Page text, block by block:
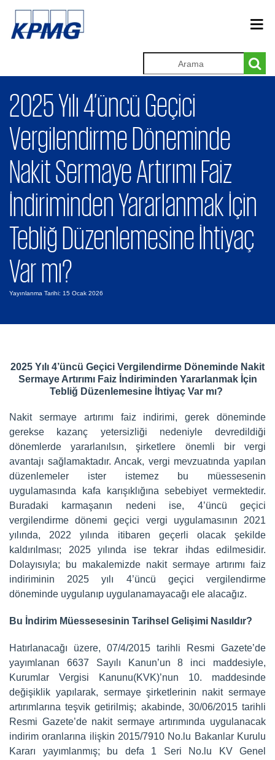
2025 Yılı 4’üncü Geçici
Vergilendirme Döneminde
Nakit Sermaye Artırımı Faiz
İndiriminden Yararlanmak İçin
Tebliğ Düzenlemesine İhtiyaç
Var mı?
Yayınlanma Tarihi: 15 Ocak 2026
2025 Yılı 4’üncü Geçici Vergilendirme Döneminde Nakit
Sermaye Artırımı Faiz İndiriminden Yararlanmak İçin
Tebliğ Düzenlemesine İhtiyaç Var mı?
Nakit sermaye artırımı faiz indirimi, gerek döneminde
gerekse kazanç yetersizliği nedeniyle devredildiği
dönemlerde yararlanılsın, şirketlere önemli bir vergi
avantajı sağlamaktadır. Ancak, vergi mevzuatında yapılan
düzenlemeler ister istemez bu müessesenin
uygulamasında kafa karışıklığına sebebiyet vermektedir.
Buradaki karmaşanın nedeni ise, 4’üncü geçici
vergilendirme dönemi geçici vergi uygulamasının 2021
yılında, 2022 yılında itibaren geçerli olacak şekilde
kaldırılması; 2025 yılında ise tekrar ihdas edilmesidir.
Dolayısıyla; bu makalemizde nakit sermaye artırımı faiz
indiriminin 2025 yılı 4’üncü geçici vergilendirme
döneminde uygulanıp uygulanamayacağı ele alacağız.
Bu İndirim Müessesesinin Tarihsel Gelişimi Nasıldır?
Hatırlanacağı üzere, 07/4/2015 tarihli Resmi Gazete’de
yayımlanan 6637 Sayılı Kanun’un 8 inci maddesiyle,
Kurumlar Vergisi Kanunu(KVK)’nun 10. maddesinde
değişiklik yapılarak, sermaye şirketlerinin nakit sermaye
artırımlarına teşvik getirilmiş; akabinde, 30/06/2015 tarihli
Resmi Gazete’de nakit sermaye artırımında uygulanacak
indirim oranlarına ilişkin 2015/7910 No.lu Bakanlar Kurulu
Kararı yayımlanmış; bu defa 1 Seri No.lu KV Genel